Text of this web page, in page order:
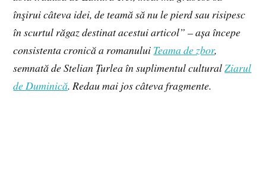
înşirui câteva idei, de teamă să nu le pierd sau risipesc
în scurtul răgaz destinat acestui articol” – așa începe
consistenta cronică a romanului Teama de zbor,
semnată de Stelian Țurlea în suplimentul culturalZiarul
de Duminică. Redau mai jos câteva fragmente.